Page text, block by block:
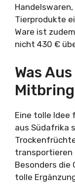
Tierprodukte
Ware ist
nicht 430 €
Was
Eine tolle Idee
aus Südafrika
transportieren
Besonders die
tolle